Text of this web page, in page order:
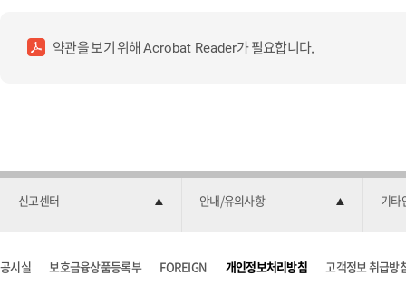
약관을 보기 위해Acrobat Reader가 필요합니다.
신고센터 안내/유의사항 기타
공시실 보호금융상품등록부 FOREIGN 개인정보처리방침 고객정보 취급방